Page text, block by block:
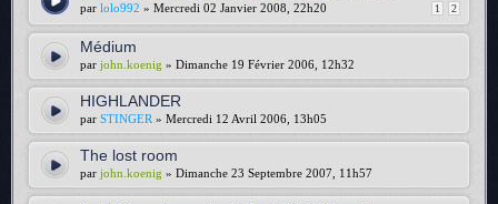
1 2
par lolo992 » Mercredi 02 Janvier 2008, 22h20
Médium
par john.koenig » Dimanche 19 Février 2006, 12h32
HIGHLANDER
par STINGER » Mercredi 12 Avril 2006, 13h05
The lost room
par john.koenig » Dimanche 23 Septembre 2007, 11h57